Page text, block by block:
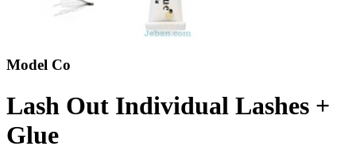
Model Co
Lash Out Individual Lashes +
Glue